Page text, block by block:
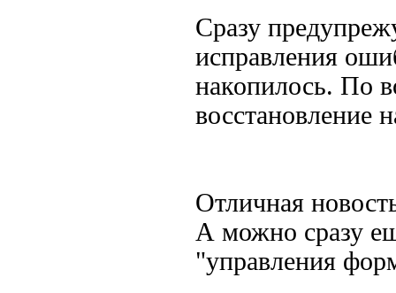
Сразу
исправления
накопилось. По
восстановление
Отличная
А можно сразу
"управления